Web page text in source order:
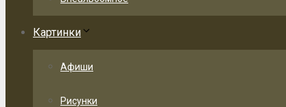
Картинки
Афиши
Рисунки